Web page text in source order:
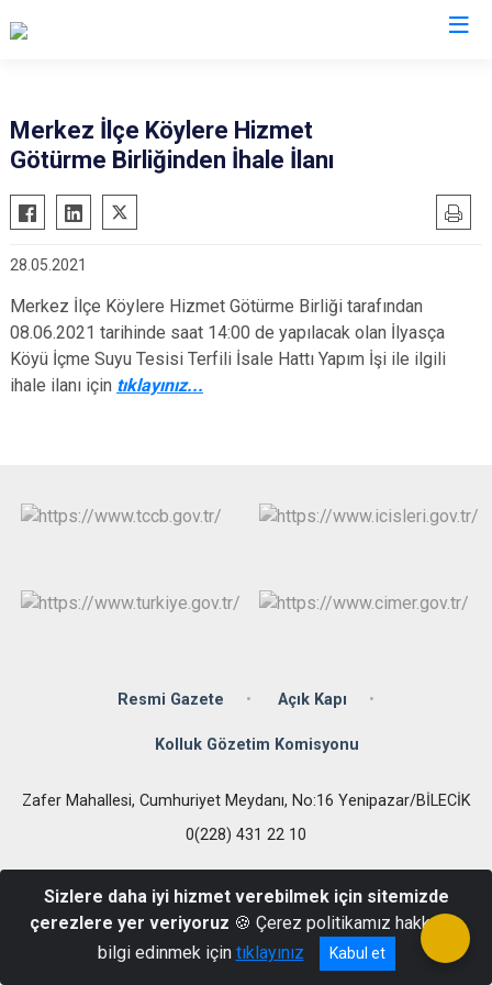
Bozüyük
Gölpazarı
Osmaneli
Pazaryeri
Söğüt
Yenipazar
Merkez İlçe Köylere Hizmet
Götürme Birliğinden İhale İlanı
28.05.2021
Merkez İlçe Köylere Hizmet Götürme Birliği tarafından
08.06.2021 tarihinde saat 14:00 de yapılacak olan İlyasça
Köyü İçme Suyu Tesisi Terfili İsale Hattı Yapım İşi ile ilgili
ihale ilanı için tıklayınız...
Resmi Gazete Açık Kapı
Kolluk Gözetim Komisyonu
Zafer Mahallesi, Cumhuriyet Meydanı, No:16 Yenipazar/BİLECİK
0(228) 431 22 10
Sizlere daha iyi hizmet verebilmek için sitemizde
çerezlere yer veriyoruz 🍪 Çerez politikamız hakkında
bilgi edinmek için tıklayınız Kabul et